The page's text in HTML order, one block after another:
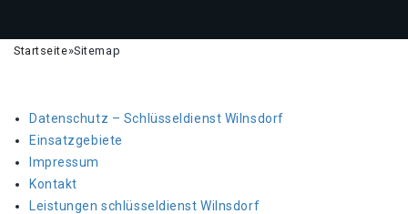
Startseite»Sitemap
Datenschutz – Schlüsseldienst Wilnsdorf
Einsatzgebiete
Impressum
Kontakt
Leistungen schlüsseldienst Wilnsdorf